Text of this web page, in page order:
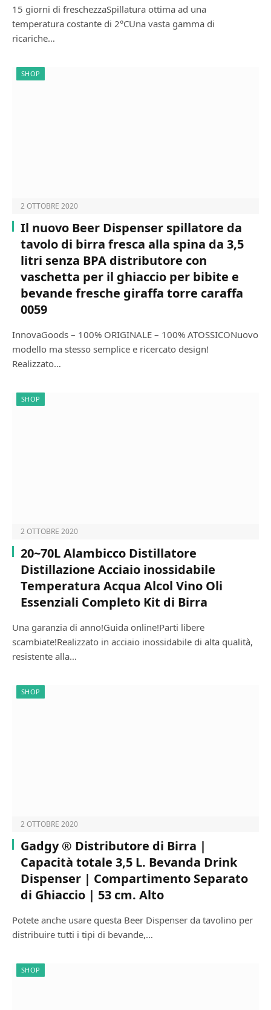
15 giorni di freschezzaSpillatura ottima ad una
temperatura costante di 2°CUna vasta gamma di
ricariche…
SHOP
2 OTTOBRE 2020
Il nuovo Beer Dispenser spillatore da
tavolo di birra fresca alla spina da 3,5
litri senza BPA distributore con
vaschetta per il ghiaccio per bibite e
bevande fresche giraffa torre caraffa
0059
InnovaGoods – 100% ORIGINALE – 100% ATOSSICONuovo
modello ma stesso semplice e ricercato design!
Realizzato…
SHOP
2 OTTOBRE 2020
20~70L Alambicco Distillatore
Distillazione Acciaio inossidabile
Temperatura Acqua Alcol Vino Oli
Essenziali Completo Kit di Birra
Una garanzia di anno!Guida online!Parti libere
scambiate!Realizzato in acciaio inossidabile di alta qualità,
resistente alla…
SHOP
2 OTTOBRE 2020
Gadgy ® Distributore di Birra |
Capacità totale 3,5 L. Bevanda Drink
Dispenser | Compartimento Separato
di Ghiaccio | 53 cm. Alto
Potete anche usare questa Beer Dispenser da tavolino per
distribuire tutti i tipi di bevande,…
SHOP